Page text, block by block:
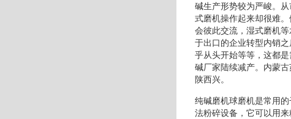
碱生产形势较为严峻。
式磨机操作起来却很难
会彼此交流，湿式磨机
于出口的企业转型内销
乎从头开始等等，这都
碱厂家陆续减产。内蒙
陕西兴。
纯碱磨机球磨机是常用
法粉碎设备，它可以用